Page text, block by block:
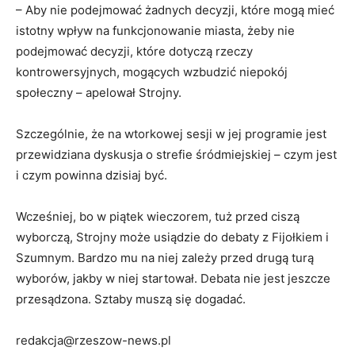
– Aby nie podejmować żadnych decyzji, które mogą mieć
istotny wpływ na funkcjonowanie miasta, żeby nie
podejmować decyzji, które dotyczą rzeczy
kontrowersyjnych, mogących wzbudzić niepokój
społeczny – apelował Strojny.
Szczególnie, że na wtorkowej sesji w jej programie jest
przewidziana dyskusja o strefie śródmiejskiej – czym jest
i czym powinna dzisiaj być.
Wcześniej, bo w piątek wieczorem, tuż przed ciszą
wyborczą, Strojny może usiądzie do debaty z Fijołkiem i
Szumnym. Bardzo mu na niej zależy przed drugą turą
wyborów, jakby w niej startował. Debata nie jest jeszcze
przesądzona. Sztaby muszą się dogadać.
redakcja@rzeszow-news.pl